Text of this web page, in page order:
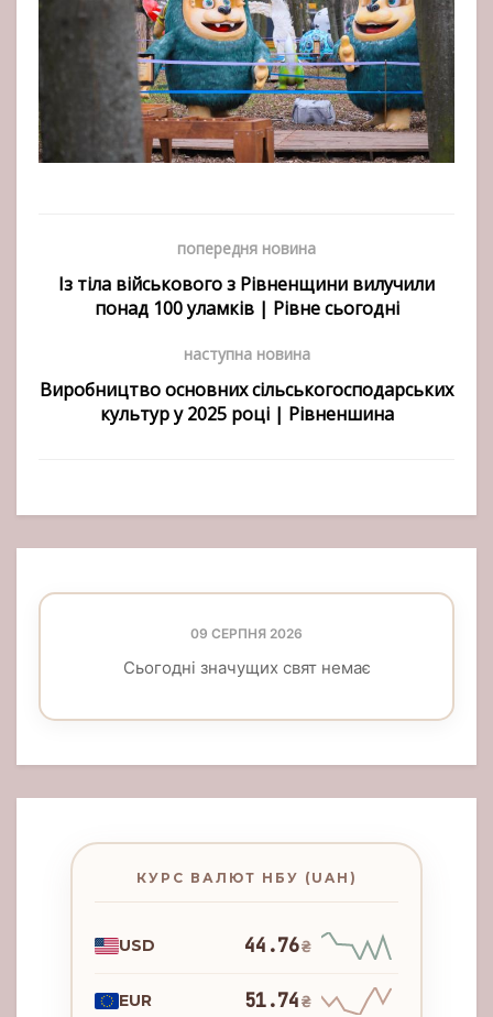
попередня новина
Із тіла військового з Рівненщини вилучили
понад 100 уламків | Рівне сьогодні
наступна новина
Виробництво основних сільськогосподарських
культур у 2025 році | Рівненшина
09 СЕРПНЯ 2026
Сьогодні значущих свят немає
КУРС ВАЛЮТ НБУ (UAH)
USD 44.76₴
EUR 51.74₴